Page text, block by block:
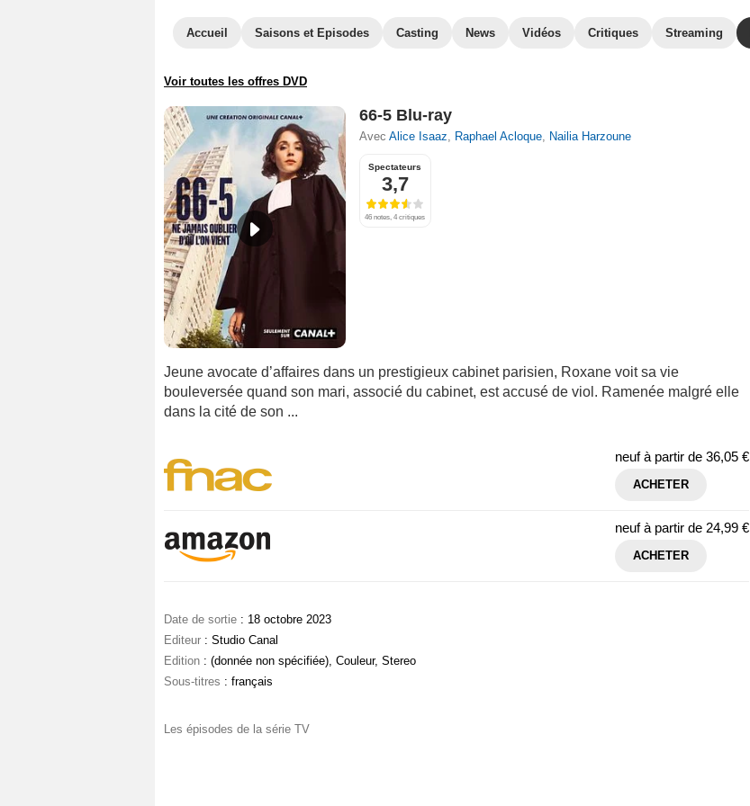
Accueil Saisons et Episodes Casting News Vidéos Critiques Streaming
Voir toutes les offres DVD
66-5 Blu-ray
Avec Alice Isaaz, Raphael Acloque, Nailia Harzoune
Spectateurs
3,7
46 notes, 4 critiques
Jeune avocate d’affaires dans un prestigieux cabinet parisien, Roxane voit sa vie
bouleversée quand son mari, associé du cabinet, est accusé de viol. Ramenée malgré elle
dans la cité de son ...
neuf à partir de 36,05 €
ACHETER
neuf à partir de 24,99 €
ACHETER
Date de sortie : 18 octobre 2023
Editeur : Studio Canal
Edition : (donnée non spécifiée), Couleur, Stereo
Sous-titres : français
Les épisodes de la série TV